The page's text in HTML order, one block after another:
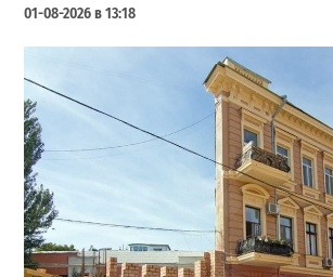
01-08-2026 в 13:18